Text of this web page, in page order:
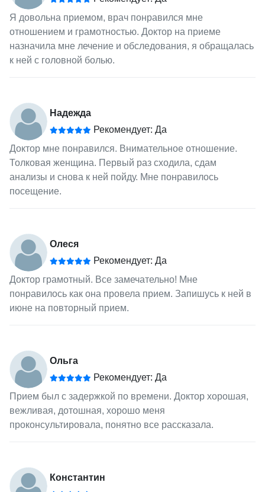
Я довольна приемом, врач понравился мне
отношением и грамотностью. Доктор на приеме
назначила мне лечение и обследования, я обращалась
к ней с головной болью.
Надежда
Рекомендует: Да
Доктор мне понравился. Внимательное отношение.
Толковая женщина. Первый раз сходила, сдам
анализы и снова к ней пойду. Мне понравилось
посещение.
Олеся
Рекомендует: Да
Доктор грамотный. Все замечательно! Мне
понравилось как она провела прием. Запишусь к ней в
июне на повторный прием.
Ольга
Рекомендует: Да
Прием был с задержкой по времени. Доктор хорошая,
вежливая, дотошная, хорошо меня
проконсультировала, понятно все рассказала.
Константин